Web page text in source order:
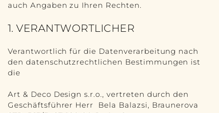
SITZEN
KOMMODE
SCHLAFZIMMER
auch Angaben zu Ihren Rechten.
1. VERANTWORTLICHER
Verantwortlich für die Datenverarbeitung nach
den datenschutzrechtlichen Bestimmungen ist
die
Art & Deco Design s.r.o., vertreten durch den
Geschäftsführer Herr Bela Balazsi, Braunerova